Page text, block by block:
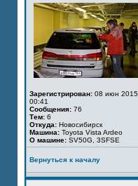
Зарегистрирован: 08 июн 2015,
00:41
Сообщения: 76
Тем: 6
Откуда: Новосибирск
Машина: Toyota Vista Ardeo
О машине: SV50G, 3SFSE
Вернуться к началу